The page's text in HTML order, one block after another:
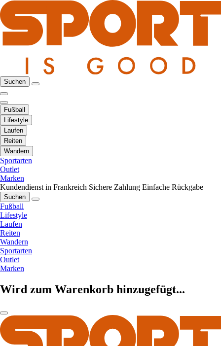
Suchen
Fußball
Lifestyle
Laufen
Reiten
Wandern
Sportarten
Outlet
Marken
Kundendienst in Frankreich Sichere Zahlung Einfache Rückgabe
Suchen
Fußball
Lifestyle
Laufen
Reiten
Wandern
Sportarten
Outlet
Marken
Wird zum Warenkorb hinzugefügt...